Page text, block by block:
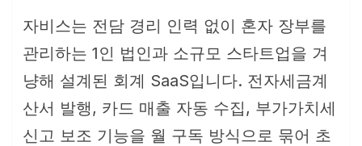
자비스는 전담 경리 인력 없이 혼자 장부를
관리하는 1인 법인과 소규모 스타트업을 겨
냥해 설계된 회계 SaaS입니다. 전자세금계
산서 발행, 카드 매출 자동 수집, 부가가치세
신고 보조 기능을 월 구독 방식으로 묶어 초